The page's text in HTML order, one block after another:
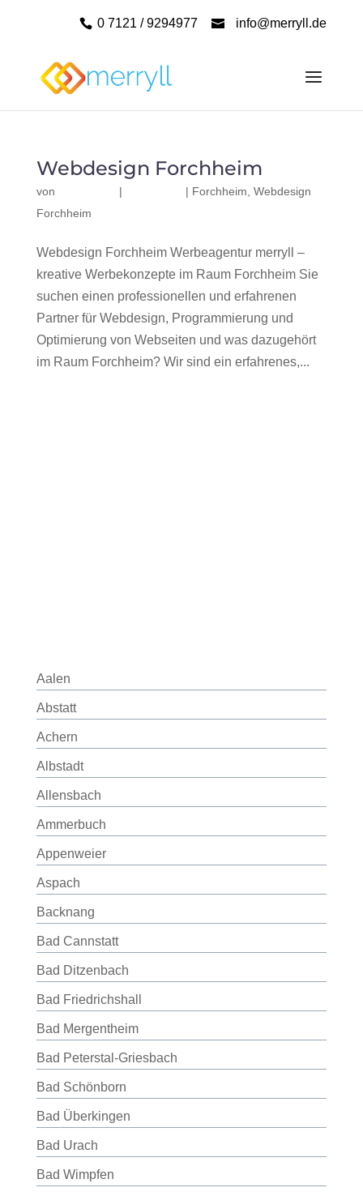
0 7121 / 9294977 info@merryll.de
Webdesign Forchheim
von | | Forchheim Webdesign
Forchheim
Webdesign Forchheim Werbeagentur merryll –
kreative Werbekonzepte im Raum Forchheim Sie
suchen einen professionellen und erfahrenen
Partner für Webdesign, Programmierung und
Optimierung von Webseiten und was dazugehört
im Raum Forchheim? Wir sind ein erfahrenes,...
Aalen
Abstatt
Achern
Albstadt
Allensbach
Ammerbuch
Appenweier
Aspach
Backnang
Bad Cannstatt
Bad Ditzenbach
Bad Friedrichshall
Bad Mergentheim
Bad Peterstal-Griesbach
Bad Schönborn
Bad Überkingen
Bad Urach
Bad Wimpfen